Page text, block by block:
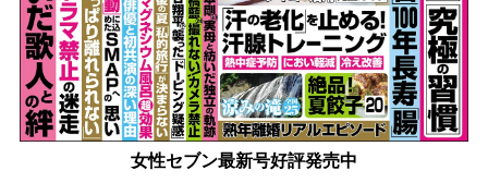
女性セブン最新号好評発売中